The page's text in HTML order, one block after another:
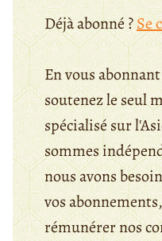
Déjà abonné ?Se
En vous
soutenez le seul
spécialisé sur
sommes
nous avons
vos
rémunérer nos